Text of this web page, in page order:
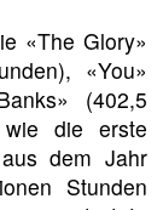
«The Glory»
«You»
(402,5
die erste
dem Jahr
Stunden